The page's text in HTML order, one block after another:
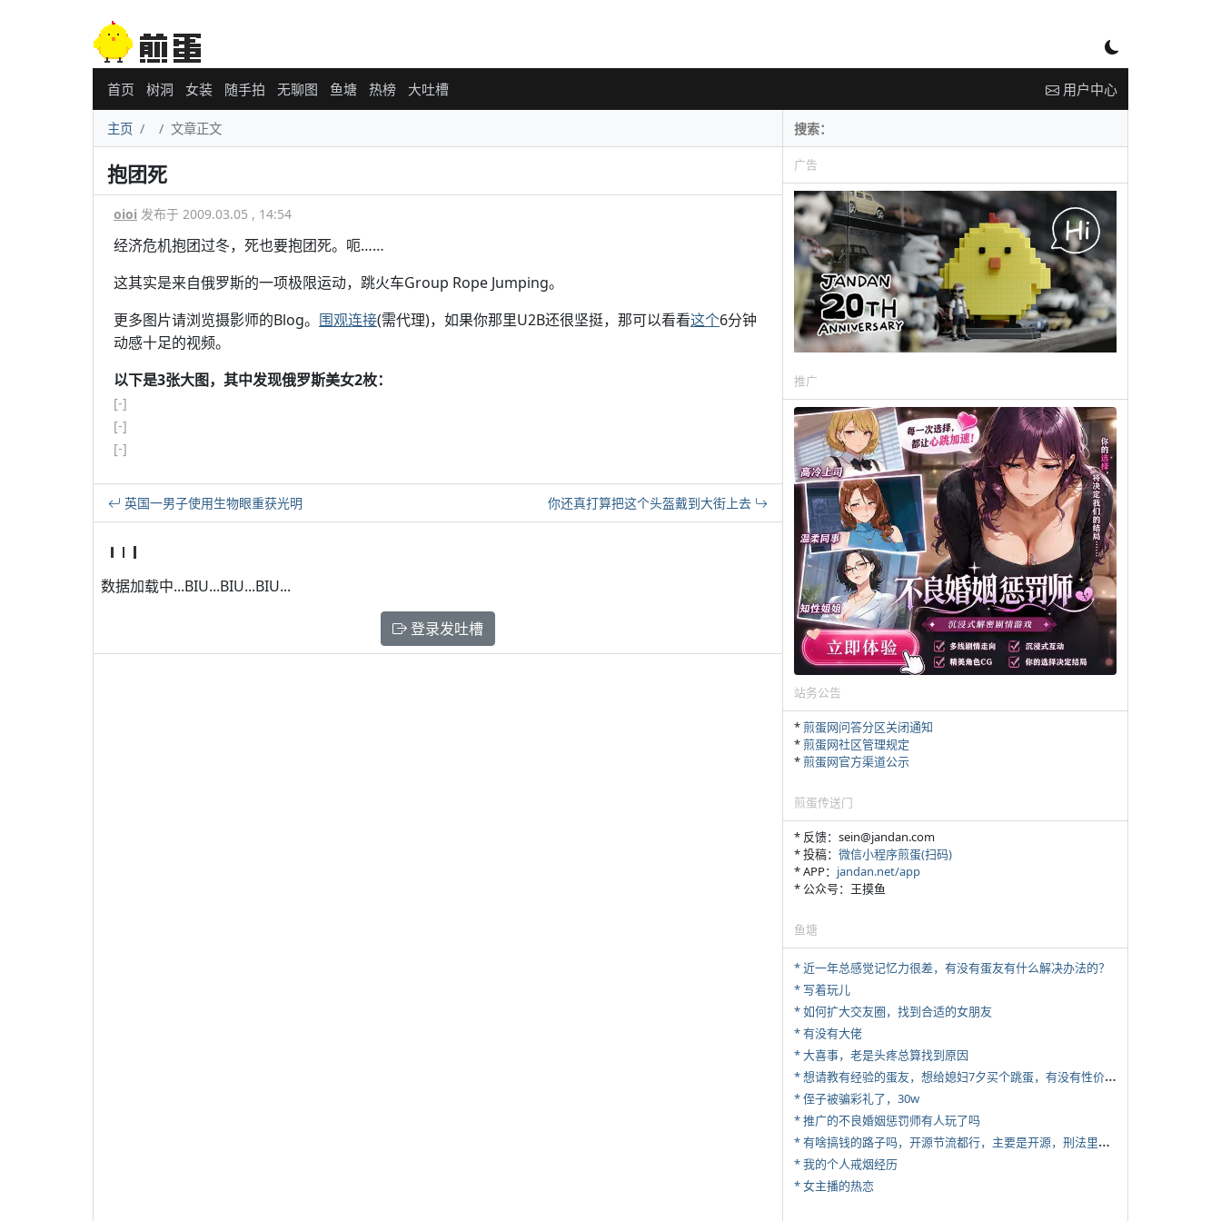
首页 树洞 女装 随手拍 无聊图 鱼塘 热榜 大吐槽 用户中心
主页 文章正文
抱团死
oioi 发布于 2009.03.05 , 14:54
经济危机抱团过冬，死也要抱团死。呃……
这其实是来自俄罗斯的一项极限运动，跳火车Group Rope Jumping。
更多图片请浏览摄影师的Blog。 围观连接(需代理)，如果你那里U2B还很坚挺，那可以看看这个6分钟
动感十足的视频。
以下是3张大图，其中发现俄罗斯美女2枚：
[-]
[-]
[-]
英国一男子使用生物眼重获光明 你还真打算把这个头盔戴到大街上去
数据加载中...BIU...BIU...BIU...
登录发吐槽
广告
推广
站务公告
*煎蛋网问答分区关闭通知
*煎蛋网社区管理规定
*煎蛋网官方渠道公示
煎蛋传送门
* 反馈：sein@jandan.com
* 投稿： 微信小程序煎蛋(扫码)
* APP： jandan.net/app
* 公众号：王摸鱼
鱼塘
* 近一年总感觉记忆力很差，有没有蛋友有什么解决办法的？
* 写着玩儿
* 如何扩大交友圈，找到合适的女朋友
* 有没有大佬
* 大喜事，老是头疼总算找到原因
*
想请教有经验的蛋友，想给媳妇7夕买个跳蛋，有没有性价比高的推荐
* 侄子被骗彩礼了，30w
* 推广的不良婚姻惩罚师有人玩了吗
*
有啥搞钱的路子吗，开源节流都行，主要是开源，刑法里的咱不做
* 我的个人戒烟经历
* 女主播的热恋